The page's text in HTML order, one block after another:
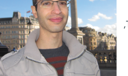
האתר בו מתאחות שתי המעטפות נמצא בסמוך לקולטן של תאי T,